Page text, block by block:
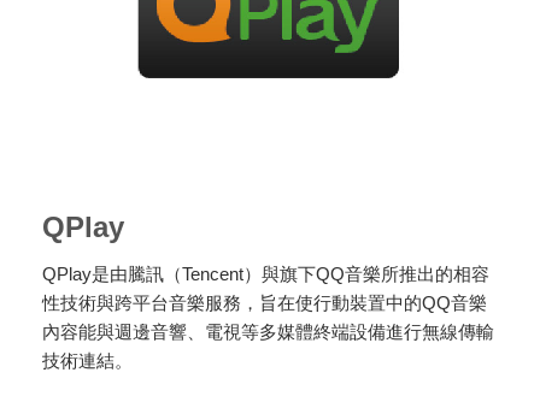
QPlay
QPlay是由騰訊（Tencent）與旗下QQ音樂所推出的相容
性技術與跨平台音樂服務，旨在使行動裝置中的QQ音樂
內容能與週邊音響、電視等多媒體終端設備進行無線傳輸
技術連結。